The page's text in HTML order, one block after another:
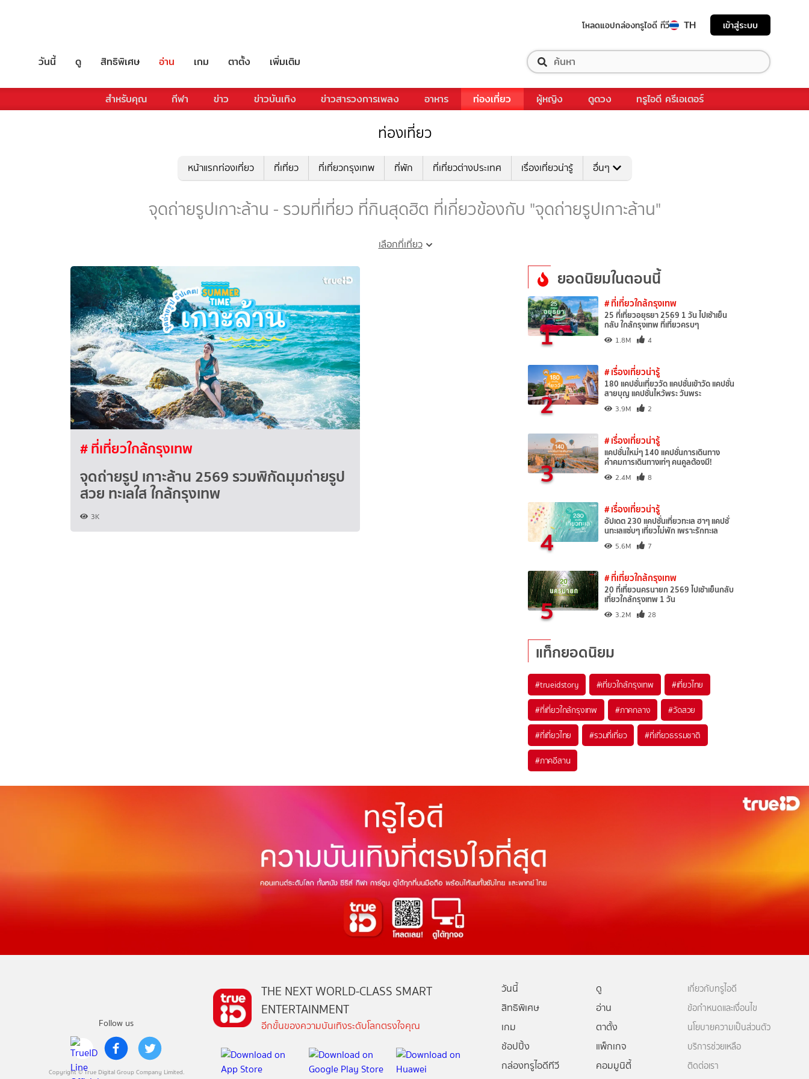
โหลดแอปกล่องทรูไอดี ทีวี TH เข้าสู่ระบบ
วันนี้ ดู สิทธิพิเศษ อ่าน เกม ตาตั้ง เพิ่มเติม
สำหรับคุณ กีฬา ข่าว ข่าวบันเทิง ข่าวสารวงการเพลง อาหาร ท่องเที่ยว ผู้หญิง ดูดวง ทรูไอดี ครีเอเตอร์
ท่องเที่ยว
หน้าแรกท่องเที่ยว ที่เที่ยว ที่เที่ยวกรุงเทพ ที่พัก ที่เที่ยวต่างประเทศ เรื่องเที่ยวน่ารู้ อื่นๆ
จุดถ่ายรูปเกาะล้าน - รวมที่เที่ยว ที่กินสุดฮิต ที่เกี่ยวข้องกับ "จุดถ่ายรูปเกาะล้าน"
เลือกที่เที่ยว
# ที่เที่ยวใกล้กรุงเทพ
จุดถ่ายรูป เกาะล้าน 2569 รวมพิกัดมุมถ่ายรูป
สวย ทะเลใส ใกล้กรุงเทพ
3K
ยอดนิยมในตอนนี้
1
# ที่เที่ยวใกล้กรุงเทพ
25 ที่เที่ยวอยุธยา 2569 1 วัน ไปเช้าเย็น
กลับ ใกล้กรุงเทพ ที่เที่ยวครบๆ
1.8M 4
2
# เรื่องเที่ยวน่ารู้
180 แคปชั่นเที่ยววัด แคปชั่นเข้าวัด แคปชั่น
สายบุญ แคปชั่นไหว้พระ วันพระ
3.9M 2
3
# เรื่องเที่ยวน่ารู้
แคปชั่นใหม่ๆ 140 แคปชั่นการเดินทาง
คำคมการเดินทางเท่ๆ คนคูลต้องมี!
2.4M 8
4
# เรื่องเที่ยวน่ารู้
อัปเดต 230 แคปชั่นเที่ยวทะเล ฮาๆ แคปชั่
นทะเลแซ่บๆ เที่ยวไม่พัก เพราะรักทะเล
5.6M 7
5
# ที่เที่ยวใกล้กรุงเทพ
20 ที่เที่ยวนครนายก 2569 ไปเช้าเย็นกลับ
เที่ยวใกล้กรุงเทพ 1 วัน
3.2M 28
แท็กยอดนิยม
#trueidstory #เที่ยวใกล้กรุงเทพ #เที่ยวไทย
#ที่เที่ยวใกล้กรุงเทพ #ภาคกลาง #วัดสวย
#ที่เที่ยวไทย #รวมที่เที่ยว #ที่เที่ยวธรรมชาติ
#ภาคอีสาน
Follow us
Copyright © True Digital Group Company Limited.
THE NEXT WORLD-CLASS SMART
ENTERTAINMENT
อีกขั้นของความบันเทิงระดับโลกตรงใจคุณ
วันนี้
ดู
สิทธิพิเศษ
อ่าน
เกม
ตาตั้ง
ช้อปปิ้ง
แพ็กเกจ
กล่องทรูไอดีทีวี
คอมมูนิตี้
เกี่ยวกับทรูไอดี
ข้อกำหนดและเงื่อนไข
นโยบายความเป็นส่วนตัว
บริการช่วยเหลือ
ติดต่อเรา